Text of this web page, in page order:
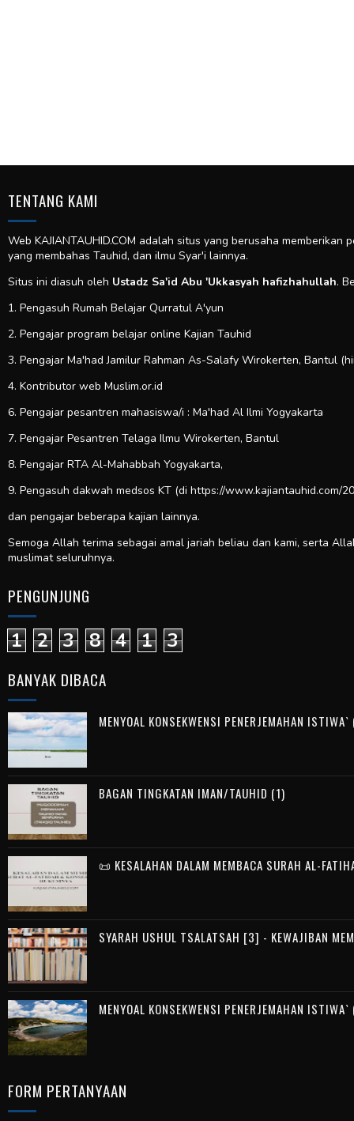
TENTANG KAMI
Web KAJIANTAUHID.COM adalah situs yang berusaha
yang membahas Tauhid, dan ilmu Syar'i lainnya.
Situs ini diasuh oleh Ustadz Sa'id Abu 'Ukkasyah hafizhahullah.
1. Pengasuh Rumah Belajar Qurratul A'yun
2. Pengajar program belajar online Kajian Tauhid
3. Pengajar Ma'had Jamilur Rahman As-Salafy Wirokerten, Bantul
4. Kontributor web Muslim.or.id
6. Pengajar pesantren mahasiswa/i : Ma'had Al Ilmi Yogyakarta
7. Pengajar Pesantren Telaga Ilmu Wirokerten, Bantul
8. Pengajar RTA Al-Mahabbah Yogyakarta,
9. Pengasuh dakwah medsos KT (di https://www.kajiantauhid.com/
dan pengajar beberapa kajian lainnya.
Semoga Allah terima sebagai amal jariah beliau dan kami, serta
muslimat seluruhnya.
PENGUNJUNG
1 2 3 8 4 1 3
BANYAK DIBACA
MENYOAL KONSEKWENSI PENERJEMAHAN
BAGAN TINGKATAN IMAN/TAUHID (1)
📜 KESALAHAN DALAM MEMBACA SURAH AL-
SYARAH USHUL TSALATSAH [3] - KEWAJIBAN
MENYOAL KONSEKWENSI PENERJEMAHAN
FORM PERTANYAAN